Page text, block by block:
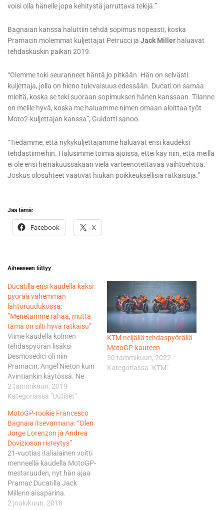
voisi olla hänelle jopa kehitystä jarruttava tekijä.”
Bagnaian kanssa haluttiin tehdä sopimus nopeasti, koska
Pramacin molemmat kuljettajat Petrucci ja Jack Miller haluavat
tehdaskuskin paikan 2019.
“Olemme toki seuranneet häntä jo pitkään. Hän on selvästi
kuljettaja, jolla on hieno tulevaisuus edessään. Ducati on samaa
mieltä, koska se teki suoraan sopimuksen hänen kanssaan. Tilanne
on meille hyvä, koska me haluamme nimen omaan aloittaa työt
Moto2-kuljettajan kanssa”, Guidotti sanoo.
“Tiedämme, että nykykuljettajamme haluavat ensi kaudeksi
tehdastiimeihin. Halusimme toimia ajoissa, ettei käy niin, että meillä
ei ole ensi heinäkuussakaan vielä varteenotettavaa vaihtoehtoa.
Joskus olosuhteet vaativat hiukan poikkeuksellisia ratkaisuja.”
Jaa tämä:
Facebook X
Aiheeseen liittyy
Ducatilla ensi kaudella kaksi
pyörää vähemmän
lähtöruudukossa:
”Menetämme rahaa, mutta
tämä on silti hyvä ratkaisu”
Viime kaudella kolmen
tehdaspyörän lisäksi
Desmosedici oli niin
Pramacin, Angel Nieton kuin
Avintiankin käytössä. Ne
ajoivat vuoden 2016 pyörillä
sekä yhdellä GP17:llä. Nyt
Avintialla ajavat Tito Rabat
ja Karel Abraham, jotka
saavat alleen vuoden 2018
Desmosedicit. Pramacin
Jack Miller ajaa uusimmalla
vuoden 2019 pyörällä ja…
2 tammikuun, 2019
Kategoriassa "Uutiset"
KTM neljällä tehdaspyörällä
MotoGP-kauteen
30 tammikuun, 2022
Kategoriassa "KTM"
MotoGP-rookie Francesco
Bagnaia itsevarmana: “Olen
Jorge Lorenzon ja Andrea
Dovizioson risteytys”
21-vuotias italialainen voitti
menneellä kaudella MotoGP-
mestaruuden, nyt hän ajaa
Pramac Ducatilla Jack
Millerin aisaparina.
Valencian avaustesteissä
2 joulukuun, 2018